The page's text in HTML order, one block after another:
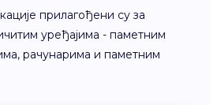
прилагођени су за
уређајима - паметним
рачунарима и паметним